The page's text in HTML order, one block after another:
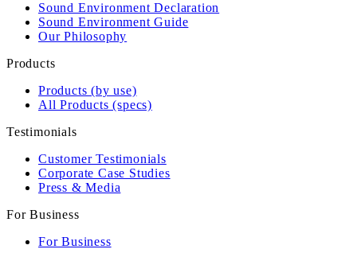
Sound Environment Declaration
Sound Environment Guide
Our Philosophy
Products
Products (by use)
All Products (specs)
Testimonials
Customer Testimonials
Corporate Case Studies
Press & Media
For Business
For Business